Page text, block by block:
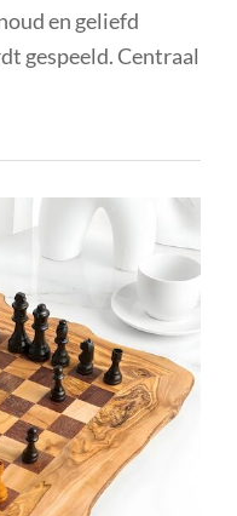
en geliefd
gespeeld. Centraal